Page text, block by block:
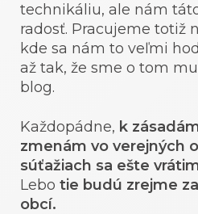
technikáliu, ale nám
radosť. Pracujeme totiž
kde sa nám to veľmi
až tak, že sme o tom
blog.
Každopádne, k
zmenám vo verejných
súťažiach sa ešte
Lebo tie budú zrejme
obcí.